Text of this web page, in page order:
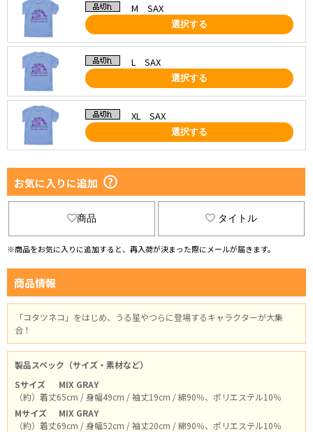
M SAX
選択する
L SAX
選択する
XL SAX
選択する
お気に入りに追加
商品 タイトル
※商品をお気に入りに追加すると、再入荷が決まった際にメールが届きます。
商品情報
「コタツネコ」をはじめ、うる星やつらに登場するキャラクターが大集
合！
製品スペック（サイズ・素材など）
Sサイズ
MIX GRAY
（約）着丈65cm / 身幅49cm / 袖丈19cm / 綿90％、ポリエステル10％
Mサイズ
MIX GRAY
（約）着丈69cm / 身幅52cm / 袖丈20cm / 綿90％、ポリエステル10％